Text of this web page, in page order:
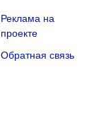
Реклама на
проекте
Обратная связь